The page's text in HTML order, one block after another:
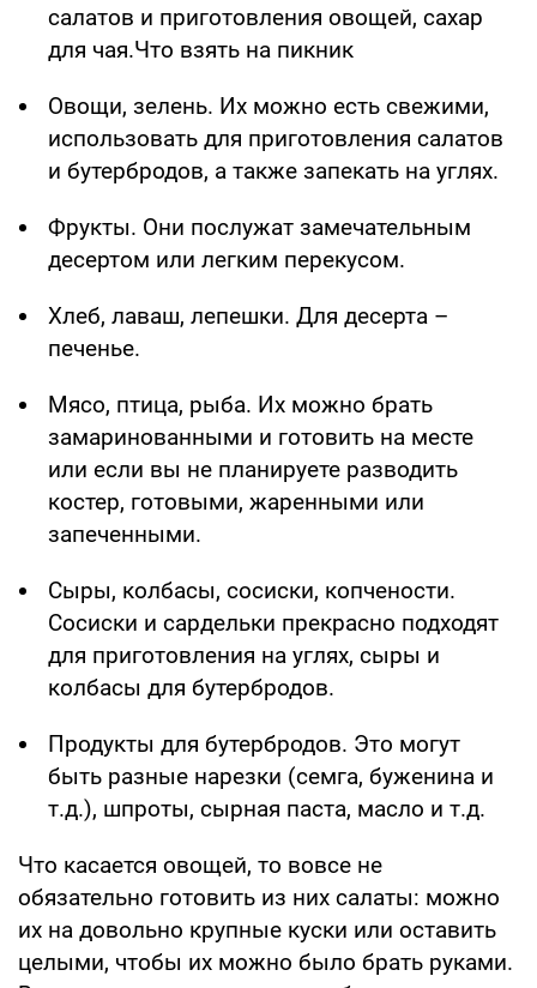
салатов и приготовления овощей, сахар
для чая.Что взять на пикник
Овощи, зелень. Их можно есть свежими,
использовать для приготовления салатов
и бутербродов, а также запекать на углях.
Фрукты. Они послужат замечательным
десертом или легким перекусом.
Хлеб, лаваш, лепешки. Для десерта –
печенье.
Мясо, птица, рыба. Их можно брать
замаринованными и готовить на месте
или если вы не планируете разводить
костер, готовыми, жаренными или
запеченными.
Сыры, колбасы, сосиски, копчености.
Сосиски и сардельки прекрасно подходят
для приготовления на углях, сыры и
колбасы для бутербродов.
Продукты для бутербродов. Это могут
быть разные нарезки (семга, буженина и
т.д.), шпроты, сырная паста, масло и т.д.
Что касается овощей, то вовсе не
обязательно готовить из них салаты: можно
их на довольно крупные куски или оставить
целыми, чтобы их можно было брать руками.